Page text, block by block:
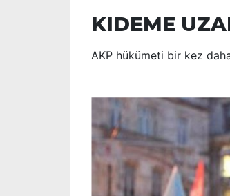
KIDEME
AKP hükümeti bir kez